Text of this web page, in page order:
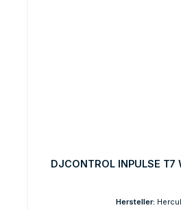
DJCONTROL INPULSE T7
Hersteller: